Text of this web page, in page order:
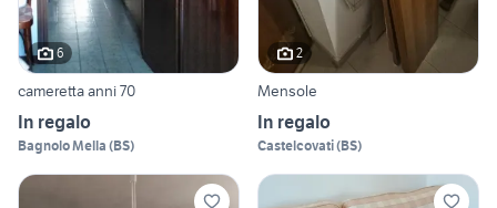
6
cameretta anni 70
In regalo
Bagnolo Mella (BS)
2
Mensole
In regalo
Castelcovati(BS)